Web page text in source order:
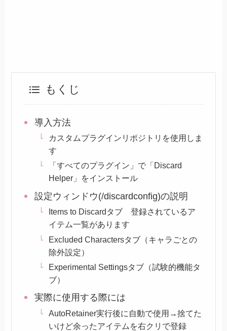
もくじ
導入方法
カスタムプラグインリポジトリを使用しま
す
「すべてのプラグイン」で「Discard
Helper」をインストール
設定ウィンドウ(/discardconfig)の説明
Items to Discardタブ 登録されているア
イテム一覧があります
Excluded Charactersタブ（キャラごとの
除外設定）
Experimental Settingsタブ（試験的機能タ
ブ）
実際に使用する際には
AutoRetainer実行後に自動で使用→捨てた
いけど余ったアイテムを右クリで登録